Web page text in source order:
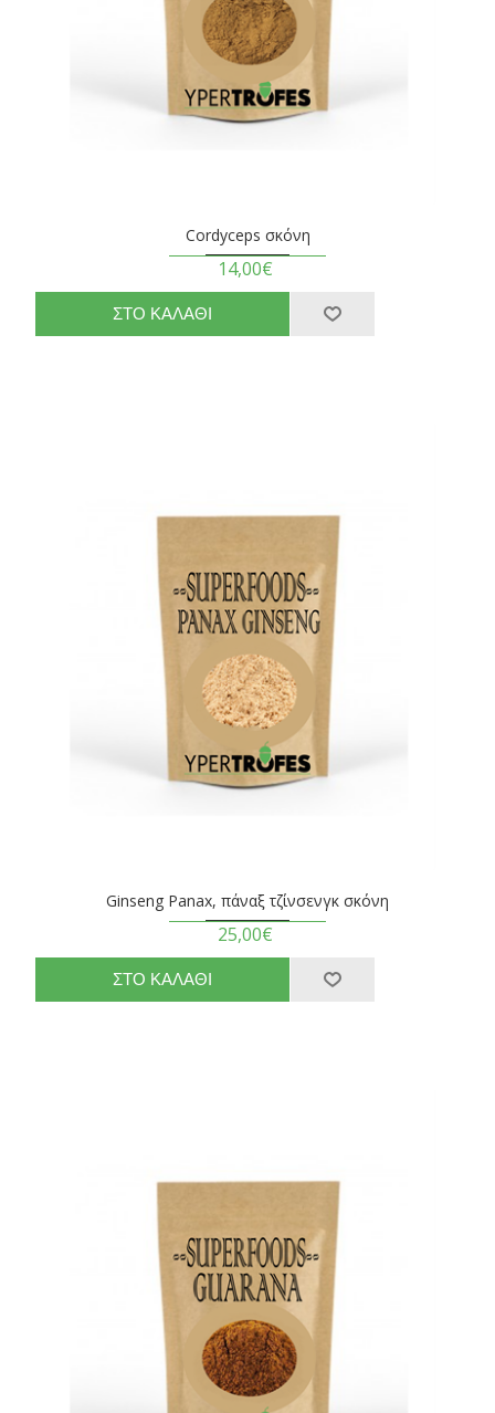
Cordyceps σκόνη
14,00€
Ginseng Panax, πάναξ τζίνσενγκ σκόνη
25,00€